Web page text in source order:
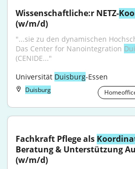
Wissenschaftliche:r NETZ-
(w/m/d)
"...sie zu den dynamischen
Das Center for Nanointegration
(CENIDE..."
Universität Duisburg-Essen
Duisburg
Fachkraft Pflege als
Beratung & Unterstützung
(w/m/d)